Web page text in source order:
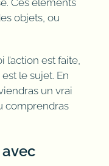
Ces éléments
objets, ou
est faite,
le sujet. En
un vrai
comprendras